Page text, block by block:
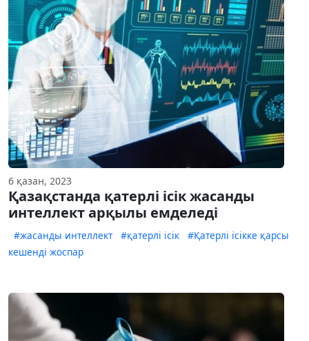
6 қазан, 2023
Қазақстанда қатерлі ісік жасанды
интеллект арқылы емделеді
#жасанды интеллект #қатерлі ісік
#Қатерлі ісікке қарсы
кешенді жоспар